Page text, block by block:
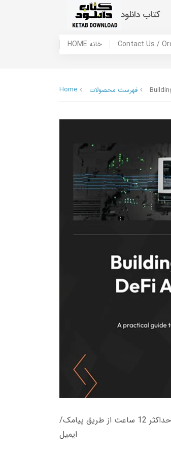
کتاب دانلود
HOME خانه
Home فهرست محصولات
زمان تحویل کتاب های 600 هزار تومانی دانلود فوری از حساب کاربری می باشد، و زمان تحویل لینک دانلود کتاب های 500 هزار تومانی حداکثر 12 ساعت از طریق پیامک/
ایمیل